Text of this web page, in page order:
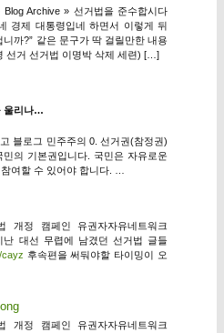
Archive » 선거법을 준수합시다
경제 대통령입네 하면서 이렇게 뒤
까?” 같은 문구가 딱 걸릴만한 내용
선거 선거법 이명박 삭제 세련) […]
울리나…
블로그 민주주의 0. 선거권(참정권)
의 기본권입니다. 국민은 자유로운
여할 수 있어야 합니다. …
개정 캠페인 유권자자유네트워크
대선 무렵에 남겼던 선거법 글들
cayz 후속편을 써둬야할 타이밍이 오
개정 캠페인 유권자자유네트워크